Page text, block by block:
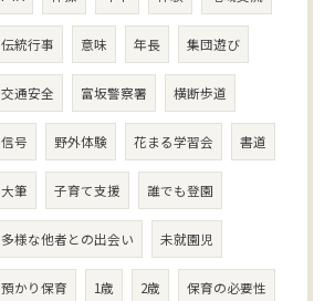
伝統行事 意味 年長 集団遊び
交通安全 富坂警察署 横断歩道
信号 野外体験 花まる学習会 書道
大筆 子育て支援 誰でも登園
多様な他者との出会い 未就園児
預かり保育 1歳 2歳 保育の必要性